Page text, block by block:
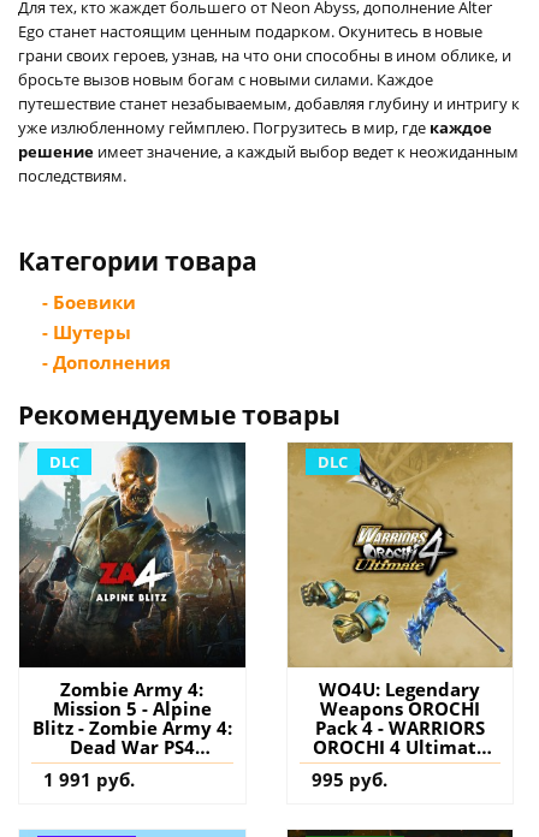
Для тех, кто жаждет большего от Neon Abyss, дополнение Alter
Ego станет настоящим ценным подарком. Окунитесь в новые
грани своих героев, узнав, на что они способны в ином облике, и
бросьте вызов новым богам с новыми силами. Каждое
путешествие станет незабываемым, добавляя глубину и интригу к
уже излюбленному геймплею. Погрузитесь в мир, где каждое
решение имеет значение, а каждый выбор ведет к неожиданным
последствиям.
Категории товара
- Боевики
- Шутеры
- Дополнения
Рекомендуемые товары
DLC
Zombie Army 4:
Mission 5 - Alpine
Blitz - Zombie Army 4:
Dead War PS4
(Турция) купить
дополнение на
1 991 руб.
DLC
WO4U: Legendary
Weapons OROCHI
Pack 4 - WARRIORS
OROCHI 4 Ultimate
PS4 (Турция) купить
дополнение на
995 руб.